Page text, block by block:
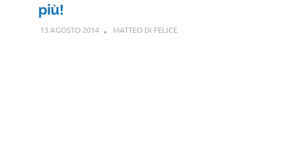
più!
13 AGOSTO 2014 MATTEO DI FELICE